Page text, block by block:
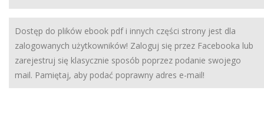
Dostęp do plików ebook pdf i innych części strony jest dla
zalogowanych użytkowników! Zaloguj się przez Facebooka lub
zarejestruj się klasycznie sposób poprzez podanie swojego
mail. Pamiętaj, aby podać poprawny adres e-mail!